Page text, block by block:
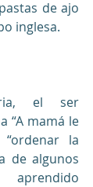
de ajo
inglesa.
el ser
“A mamá le
la
de algunos